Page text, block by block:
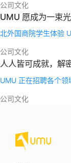
公司文化
UMU 愿成为一束
北外国商院学生体验
公司文化
人人皆可成就，解
UMU 正在招聘各个领
公司文化